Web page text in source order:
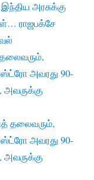
அரசுக்கு
ராஜபக்சே
தலைவரும்,
அவரது 90-
அவருக்கு
தலைவரும்,
அவரது 90-
அவருக்கு